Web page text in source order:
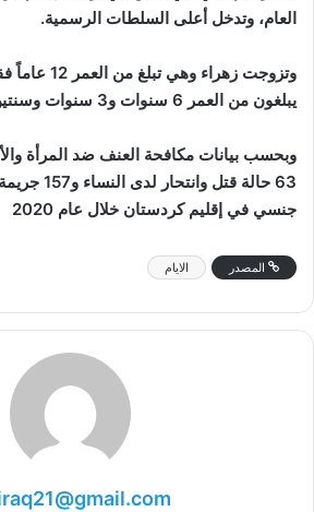
العام، وتدخل أعلى السلطات الرسمية.
وتزوجت زهراء
يبلغون من العمر 6 سنوات و3 سنوات وسنتين.
وبحسب بيانات مكافحة العنف ضد المرأة
63 حالة قتل
جنسي في إقليم كردستان خلال عام 2020
المصدر الايام